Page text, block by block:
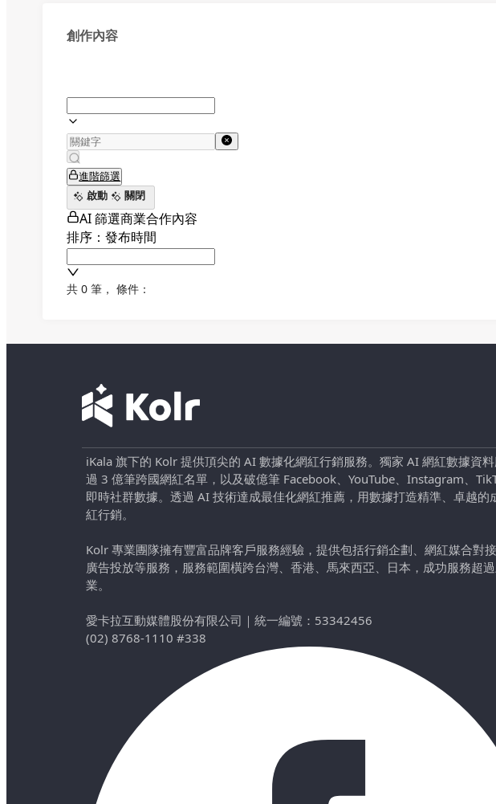
創作內容
進階篩選
啟動
關閉
AI 篩選商業合作內容
排序：發布時間
共 0 筆 ， 條件：
iKala 旗下的 Kolr 提供頂尖的 AI 數據化網紅行銷服務。獨家 AI 網紅數據資
過 3 億筆跨國網紅名單，以及破億筆 Facebook、YouTube、Instagram、
即時社群數據。透過 AI 技術達成最佳化網紅推薦，用數據打造精準、卓越的
紅行銷。
Kolr 專業團隊擁有豐富品牌客戶服務經驗，提供包括行銷企劃、網紅媒合對
廣告投放等服務，服務範圍橫跨台灣、香港、馬來西亞、日本，成功服務超
業。
愛卡拉互動媒體股份有限公司 ｜ 統一編號：53342456
(02) 8768-1110 #338